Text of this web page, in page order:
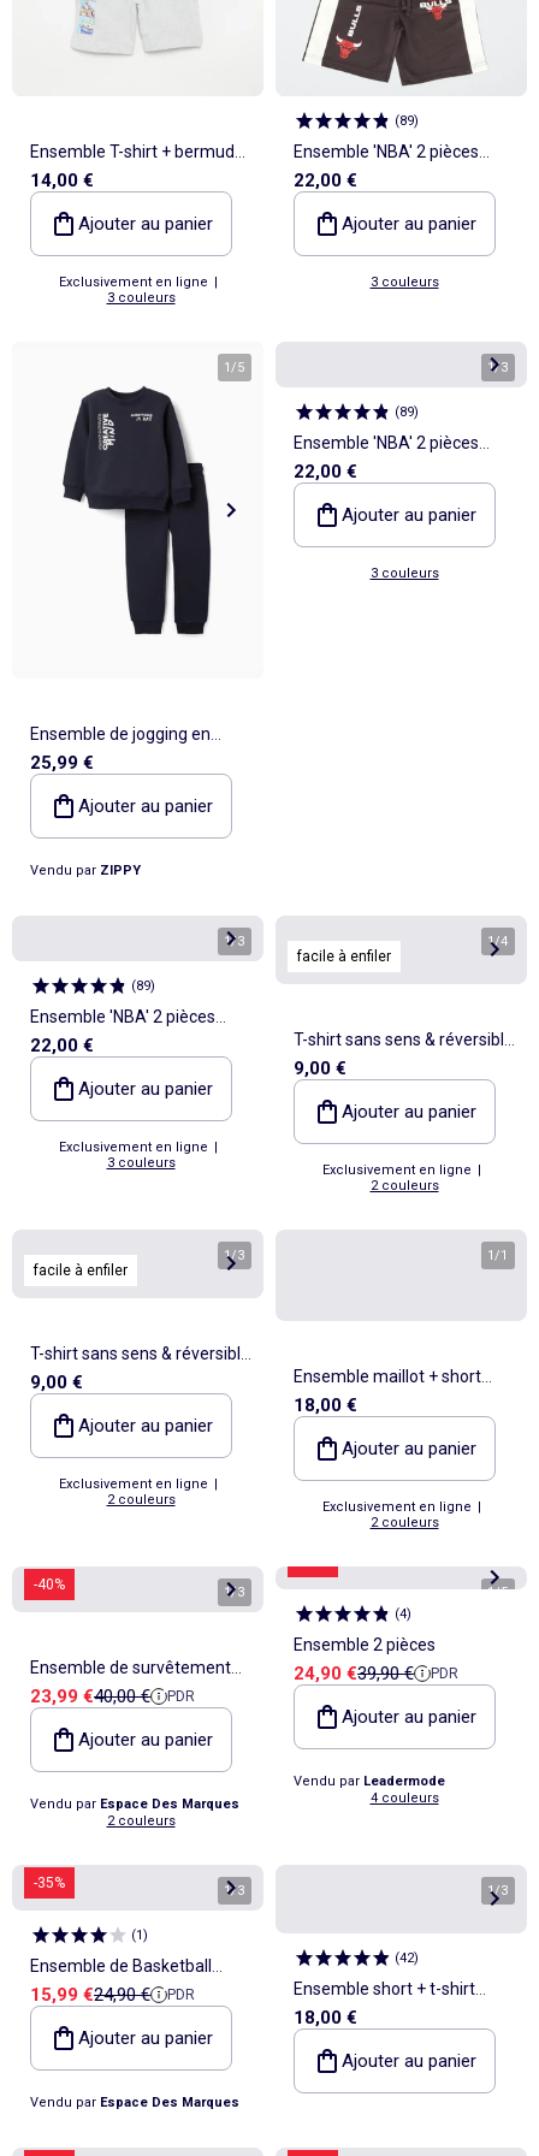
Ensemble T-shirt + bermuda
'Disney' - 2 pièces
14,00 €
Ajouter au panier
Exclusivement en ligne |
3 couleurs
(89)
Ensemble 'NBA' 2 pièces
short + T-shirt
22,00 €
Ajouter au panier
3 couleurs
1/5
Ensemble de jogging en
coton peigné avec imprimé
Creative
25,99 €
Ajouter au panier
Vendu par ZIPPY
1/3
(89)
Ensemble 'NBA' 2 pièces
short + T-shirt
22,00 €
Ajouter au panier
3 couleurs
1/3
(89)
Ensemble 'NBA' 2 pièces
short + T-shirt
22,00 €
Ajouter au panier
Exclusivement en ligne |
3 couleurs
facile à enfiler
1/4
T-shirt sans sens & réversible
à manches courtes
9,00 €
Ajouter au panier
Exclusivement en ligne |
2 couleurs
facile à enfiler
1/3
T-shirt sans sens & réversible
à manches courtes
9,00 €
Ajouter au panier
Exclusivement en ligne |
2 couleurs
1 /1
Ensemble maillot + short
sous licence officielle de La
Coupe du Monde de la FIFA
26™ - 2 pièces
18,00 €
Ajouter au panier
Exclusivement en ligne |
2 couleurs
-40% 1/3
Ensemble de survêtement
Mixte Kappa
Prix de vente
23,99 €Prix de référence
40,00 € PDR
Ajouter au panier
Vendu par Espace Des Marques
2 couleurs
1/5
(4)
Ensemble 2 pièces
Prix de vente
24,90 €Prix de référence
39,90 € PDR
Ajouter au panier
Vendu par Leadermode
4 couleurs
-35% 1/3
(1)
Ensemble de Basketball
Garçon Sport Zone
Prix de vente
15,99 €Prix de référence
24,90 € PDR
Ajouter au panier
Vendu par Espace Des Marques
1/3
(42)
Ensemble short + t-shirt
'Pokémon' 'Pikachu' - 2
pièces
18,00 €
Ajouter au panier